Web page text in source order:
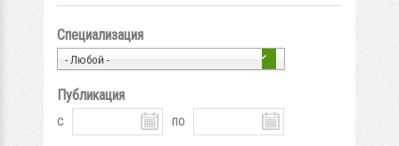
Специализация
- Любой -
Публикация
с
по